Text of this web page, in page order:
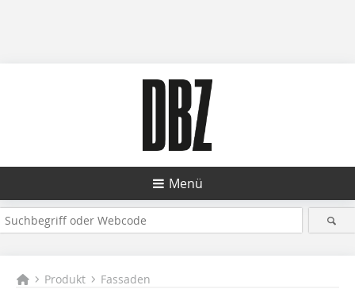
Menü
Produkt Fassaden